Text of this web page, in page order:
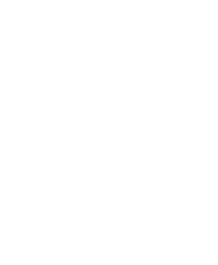
Absorbe
mediante
Frescor extra